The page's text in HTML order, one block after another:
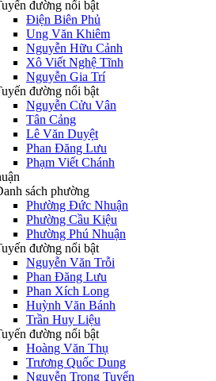
đường nổi bật
Điện Biên Phủ
Ung Văn Khiêm
Nguyễn Hữu Cảnh
Xô Viết Nghệ Tĩnh
Nguyễn Gia Trí
đường nổi bật
Nguyễn Cửu Vân
Tân Cảng
Lê Văn Duyệt
Phan Đăng Lưu
Phạm Viết Chánh
sách phường
Phường Đức Nhuận
Phường Cầu Kiệu
Phường Phú Nhuận
đường nổi bật
Nguyễn Văn Trỗi
Phan Đăng Lưu
Phan Xích Long
Huỳnh Văn Bánh
Trần Huy Liệu
đường nổi bật
Hoàng Văn Thụ
Trương Quốc Dung
Nguyễn Trọng Tuyển